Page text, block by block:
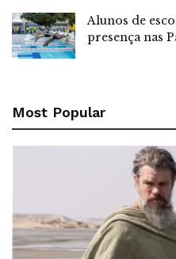
Alunos de
presença nas
Most Popular